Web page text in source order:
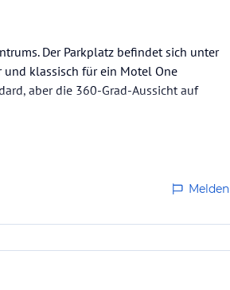
Der Parkplatz befindet sich unter
und klassisch für ein Motel One
aber die 360-Grad-Aussicht auf
Melden